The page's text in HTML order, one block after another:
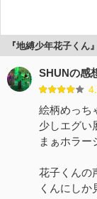
『地縛少年花子くん
SHUNの感
絵柄めっち
少しエグい
まぁホラー
花子くんの
くんにしか